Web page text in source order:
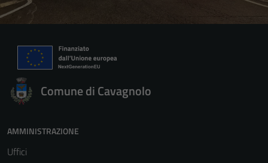
Comune di Cavagnolo
AMMINISTRAZIONE
Uffici